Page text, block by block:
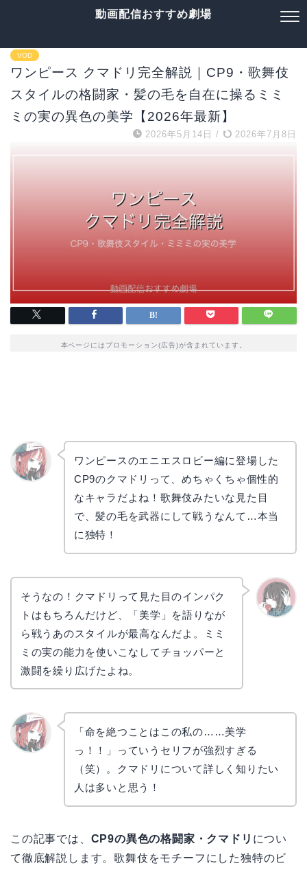
動画配信おすすめ劇場
VOD
ワンピース クマドリ完全解説｜CP9・歌舞伎
スタイルの格闘家・髪の毛を自在に操るミミ
ミの実の異色の美学【2026年最新】
2026年5月14日 / 2026年7月8日
本ページにはプロモーション(広告)が含まれています。
ワンピースのエニエスロビー編に登場した
CP9のクマドリって、めちゃくちゃ個性的
なキャラだよね！歌舞伎みたいな見た目
で、髪の毛を武器にして戦うなんて…本当
に独特！
そうなの！クマドリって見た目のインパク
トはもちろんだけど、「美学」を語りなが
ら戦うあのスタイルが最高なんだよ。ミミ
ミの実の能力を使いこなしてチョッパーと
激闘を繰り広げたよね。
「命を絶つことはこの私の……美学
っ！！」っていうセリフが強烈すぎる
（笑）。クマドリについて詳しく知りたい
人は多いと思う！
この記事では、 CP9の異色の格闘家・クマドリ につい
て徹底解説します。歌舞伎をモチーフにした独特のビ